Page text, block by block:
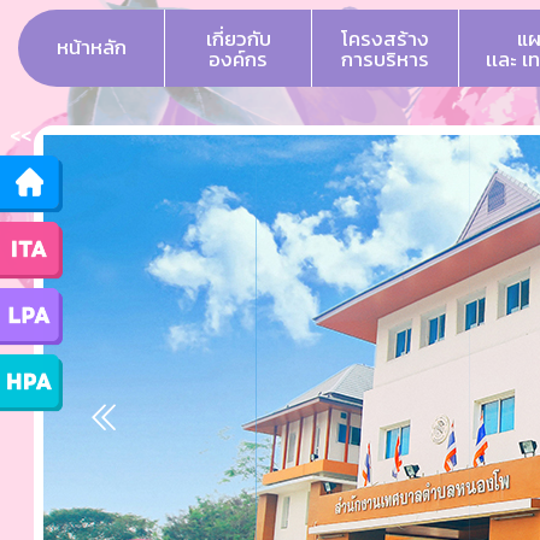
<<
หน้าหลัก เกี่ยวกับ
องค์กร
โครงสร้าง
การบริหาร
แ
เเละ